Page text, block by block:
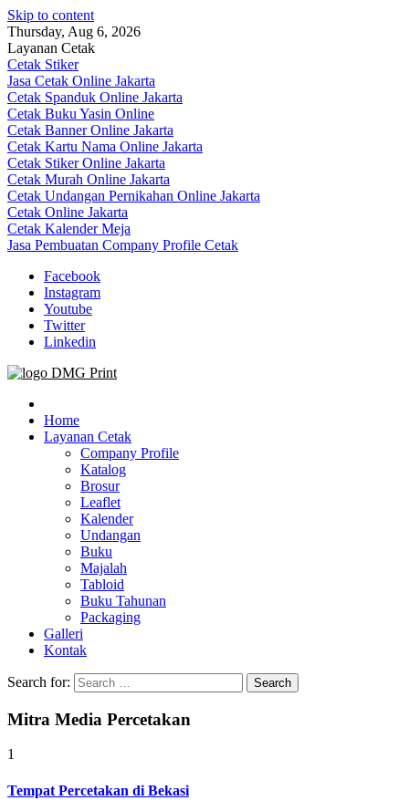
Skip to content
Thursday, Aug 6, 2026
Layanan Cetak
Cetak Stiker
Jasa Cetak Online Jakarta
Cetak Spanduk Online Jakarta
Cetak Buku Yasin Online
Cetak Banner Online Jakarta
Cetak Kartu Nama Online Jakarta
Cetak Stiker Online Jakarta
Cetak Murah Online Jakarta
Cetak Undangan Pernikahan Online Jakarta
Cetak Online Jakarta
Cetak Kalender Meja
Jasa Pembuatan Company Profile Cetak
Facebook
Instagram
Youtube
Twitter
Linkedin
Jasa Cetak Online DMG Printing
Home
Layanan Cetak
Company Profile
Katalog
Brosur
Leaflet
Kalender
Undangan
Buku
Majalah
Tabloid
Buku Tahunan
Packaging
Galleri
Kontak
Search for:
Mitra Media Percetakan
1
Tempat Percetakan di Bekasi